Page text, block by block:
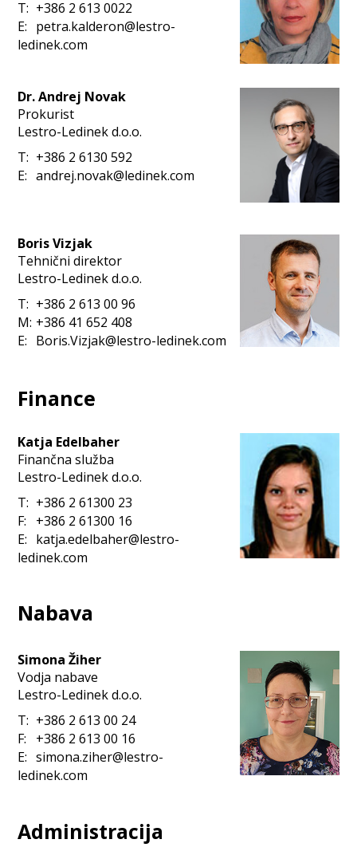
T: +386 2 613 0022
E: petra.kalderon@lestro-
ledinek.com
Dr. Andrej Novak
Prokurist
Lestro-Ledinek d.o.o.
T: +386 2 6130 592
E: andrej.novak@ledinek.com
Boris Vizjak
Tehnični direktor
Lestro-Ledinek d.o.o.
T: +386 2 613 00 96
M: +386 41 652 408
E: Boris.Vizjak@lestro-ledinek.com
Finance
Katja Edelbaher
Finančna služba
Lestro-Ledinek d.o.o.
T: +386 2 61300 23
F:
+386 2 61300 16
E: katja.edelbaher@lestro-
ledinek.com
Nabava
Simona Žiher
Vodja nabave
Lestro-Ledinek d.o.o.
T: +386 2 613 00 24
F:
+386 2 613 00 16
E: simona.ziher@lestro-
ledinek.com
Administracija